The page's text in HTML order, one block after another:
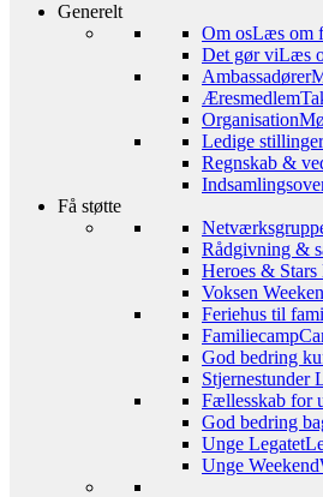
Generelt
Om osLæs om
Det gør viLæs
Ambassadører
Æresmedlem
Organisation
Ledige stillinger
Regnskab &
Få støtte
Rådgivning &
Heroes & Stars
Voksen
Feriehus til
Familiecamp
God bedring
Stjernestunder
Fællesskab for
God bedring
Unge Legatet
Unge Weekend